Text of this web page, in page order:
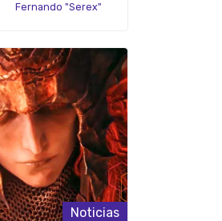
Fernando "Serex"
Noticias